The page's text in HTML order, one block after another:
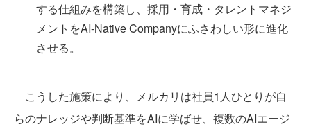
する仕組みを構築し、採用・育成・タレントマネジ
メントをAI-Native Companyにふさわしい形に進化
させる。
こうした施策により、メルカリは社員1人ひとりが自
らのナレッジや判断基準をAIに学ばせ、複数のAIエージ